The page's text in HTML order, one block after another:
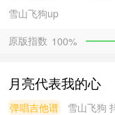
雪山飞狗up
原版指数 100%
月亮代表我的心
弹唱吉他谱 雪山飞狗